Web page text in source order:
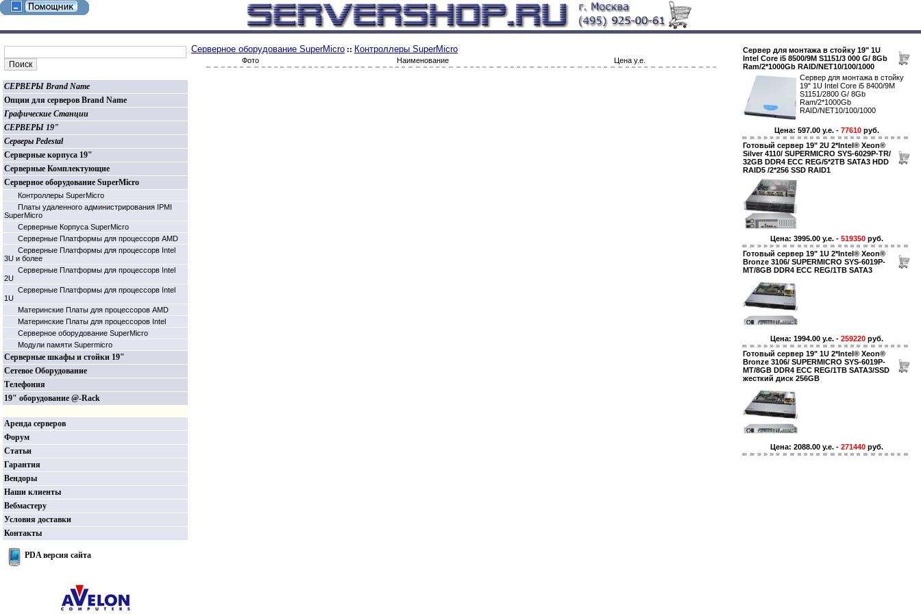
СЕРВЕРЫ Brand Name
Опции для серверов Brand Name
Графические Станции
СЕРВЕРЫ 19"
Серверы Pedestal
Серверные корпуса 19"
Серверные Комплектующие
Серверное оборудование SuperMicro
Контроллеры SuperMicro
Платы удаленного администрирования IPMI
SuperMicro
Серверные Корпуса SuperMicro
Серверные Платформы для процессорв AMD
Серверные Платформы для процессорв Intel
3U и более
Серверные Платформы для процессорв Intel
2U
Серверные Платформы для процессорв Intel
1U
Материнские Платы для процессоров AMD
Материнские Платы для процессоров Intel
Серверное оборудование SuperMicro
Модули памяти Supermicro
Серверные шкафы и стойки 19"
Сетевое Оборудование
Телефония
19" оборудование @-Rack
Аренда серверов
Форум
Статьи
Гарантия
Вендоры
Наши клиенты
Вебмастеру
Условия доставки
Контакты
PDA версия сайта
Серверное оборудование SuperMicro :: Контроллеры SuperMicro
Фото Наименование Цена у.е.
Сервер для монтажа в стойку 19" 1U
Intel Core i5 8500/9M S1151/3 000 G/ 8Gb
Ram/2*1000Gb RAID/NET10/100/1000
Сервер для монтажа в стойку
19" 1U Intel Core i5 8400/9M
S1151/2800 G/ 8Gb
Ram/2*1000Gb
RAID/NET10/100/1000
Цена: 597.00 y.e. - 77610руб.
Готовый сервер 19" 2U 2*Intel® Xeon®
Silver 4110/ SUPERMICRO SYS-6029P-TR/
32GB DDR4 ECC REG/5*2TB SATA3 HDD
RAID5 /2*256 SSD RAID1
Цена: 3995.00 y.e. - 519350руб.
Готовый сервер 19" 1U 2*Intel® Xeon®
Bronze 3106/ SUPERMICRO SYS-6019P-
MT/8GB DDR4 ECC REG/1TB SATA3
Цена: 1994.00 y.e. - 259220руб.
Готовый сервер 19" 1U 2*Intel® Xeon®
Bronze 3106/ SUPERMICRO SYS-6019P-
MT/8GB DDR4 ECC REG/1TB SATA3/SSD
жесткий диск 256GB
Цена: 2088.00 y.e. - 271440руб.